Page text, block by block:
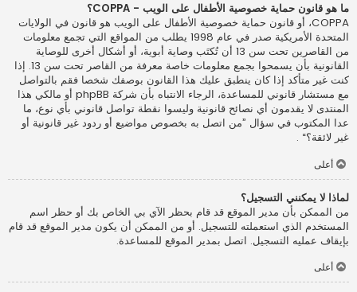
ما هو قانون حماية خصوصية الأطفال على الويب - COPPA؟
COPPA، أو قانون حماية خصوصية الأطفال على الويب هو قانون في الولايات
المتحدة الأمريكية صدر في عام 1998 يطلب من المواقع التي تجمع معلومات
من القاصرين تحت سن 13 أن تُكتَب وصاية أبوية، أو أشكال أخرى للوصاية
القانونية بأن يسمحوا بجمع معلومات خاصة معرفة من القاصر تحت سن 13. إذا
كنت غير متأكد إذا كان ينطبق عليك هذا القانون بوصفك شخصا فقم بالتواصل
مع مستشار قانوني للمساعدة، الرجاء الانتباه بأن شركة phpBB أو مالكي هذا
المنتدى لا يقدمون أي نصائح قانونية وليسوا نقطة تواصل قانوني بأي نوع، ما
عدا المكتوب في سؤال ”من اتصل به بخصوص مواضيع أو ردود غير قانونية أو
غير لائقة؟“ .
أعلى
لماذا لا يمكنني التسجيل؟
من الممكن بأن مدير الموقع قد قام بحظر الآي بي الخاص بك أو حظر اسم
المستخدم الذي استعملته للتسجيل. أو من الممكن أن يكون مدير الموقع قد قام
بإيقاف عمليه التسجيل. اتصل بمدير الموقع للمساعدة.
أعلى